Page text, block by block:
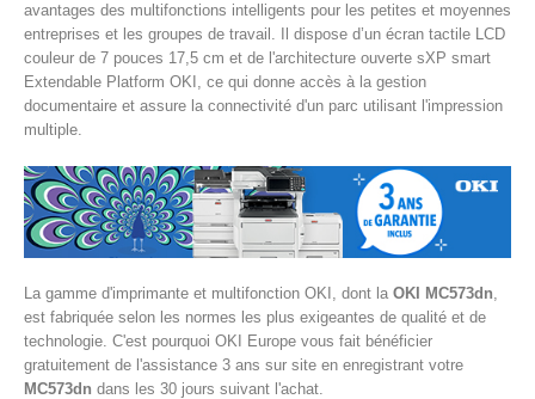
avantages des multifonctions intelligents pour les petites et moyennes
entreprises et les groupes de travail. Il dispose d’un écran tactile LCD
couleur de 7 pouces 17,5 cm et de l'architecture ouverte sXP smart
Extendable Platform OKI, ce qui donne accès à la gestion
documentaire et assure la connectivité d'un parc utilisant l'impression
multiple.
La gamme d'imprimante et multifonction OKI, dont la OKI MC573dn
est fabriquée selon les normes les plus exigeantes de qualité et de
technologie. C'est pourquoi OKI Europe vous fait bénéficier
gratuitement de l'assistance 3 ans sur site en enregistrant votre
MC573dn dans les 30 jours suivant l'achat.